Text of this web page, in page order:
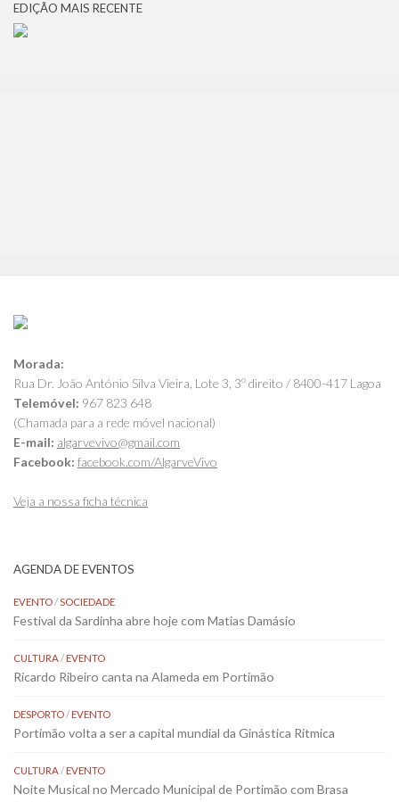
EDIÇÃO MAIS RECENTE
Morada:
Rua Dr. João António Silva Vieira, Lote 3, 3º direito / 8400-417 Lagoa
Telemóvel: 967 823 648
(Chamada para a rede móvel nacional)
E-mail: algarvevivo@gmail.com
Facebook: facebook.com/AlgarveVivo
Veja a nossa ficha técnica
AGENDA DE EVENTOS
EVENTO/SOCIEDADE
Festival da Sardinha abre hoje com Matias Damásio
CULTURA/EVENTO
Ricardo Ribeiro canta na Alameda em Portimão
DESPORTO/EVENTO
Portimão volta a ser a capital mundial da Ginástica Rítmica
CULTURA/EVENTO
Noite Musical no Mercado Municipal de Portimão com Brasa